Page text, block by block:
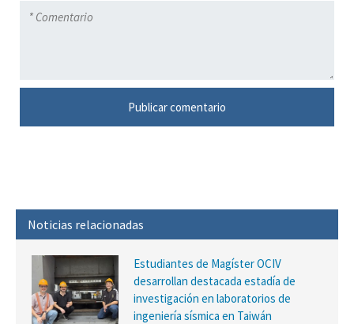
Noticias relacionadas
Estudiantes de Magíster OCIV
desarrollan destacada estadía de
investigación en laboratorios de
ingeniería sísmica en Taiwán